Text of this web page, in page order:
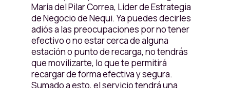
María del Pilar Correa, Líder de Estrategia
de Negocio de Nequi. Ya puedes decirles
adiós a las preocupaciones por no tener
efectivo o no estar cerca de alguna
estación o punto de recarga, no tendrás
que movilizarte, lo que te permitirá
recargar de forma efectiva y segura.
Sumado a esto, el servicio tendrá una